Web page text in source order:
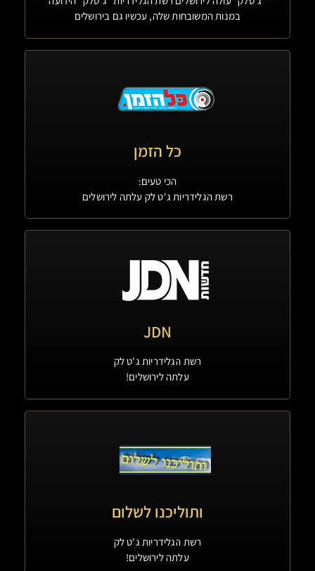
במנות המשובחות שלה, עכשיו גם בירושלים
כל הזמן
הכי טעים:
רשת הגלידריות ג'ט לק עלתה לירושלים
JDN
רשת הגלידריות ג'ט לק
עלתה לירושלים!
ותוליכנו לשלום
רשת הגלידריות ג'ט לק
עלתה לירושלים!